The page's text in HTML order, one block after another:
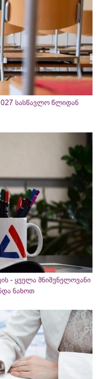
სასწავლო წლიდან
- ყველა მნიშვნელოვანი
ნახოთ